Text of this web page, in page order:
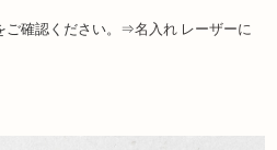
ご確認ください。⇒名入れ レーザーに